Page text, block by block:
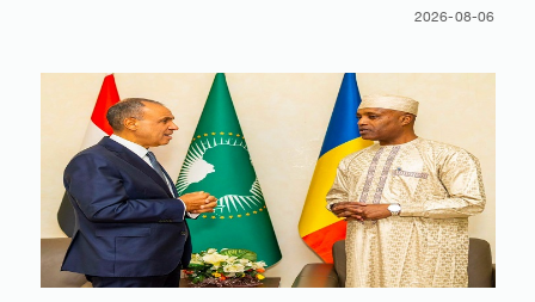
2026-08-06